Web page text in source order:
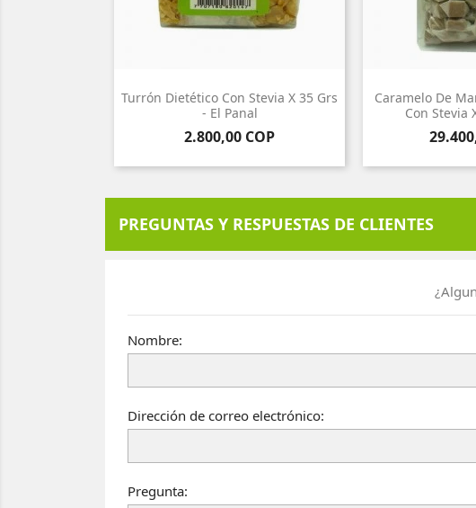
Turrón Dietético Con Stevia X 35 Grs
- El Panal
Precio
2.800,00 COP
Caramelo De
Con Stevia
Precio
PREGUNTAS Y RESPUESTAS DE CLIENTES
Nombre:
Dirección de correo electrónico:
Pregunta: